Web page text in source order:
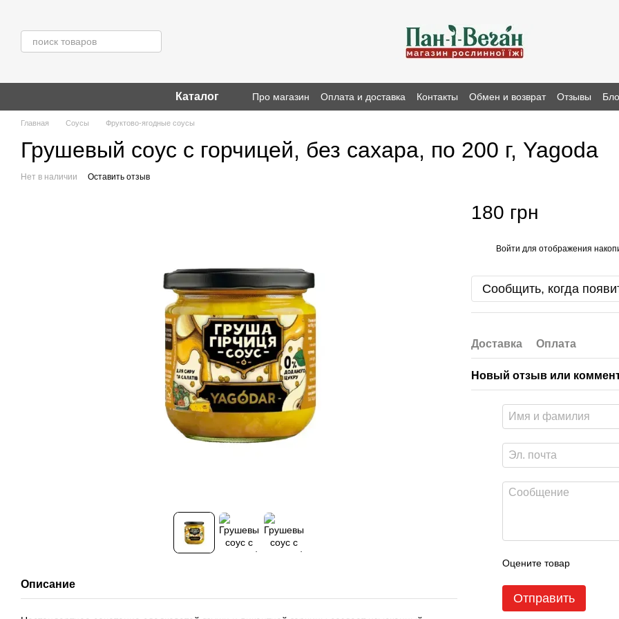
Каталог Про магазин Оплата и доставка Контакты Обмен и возврат Отзывы
Главная Соусы Фруктово-ягодные соусы
Грушевый соус с горчицей, без сахара, по 200 г, Yagoda
Нет в наличии Оставить отзыв
Описание
180 грн
Войти для отображения
Сообщить, когда
Доставка Оплата
Новый отзыв или
Оцените товар
Отправить